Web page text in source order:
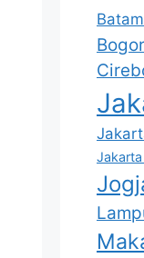
Batam
Bogor